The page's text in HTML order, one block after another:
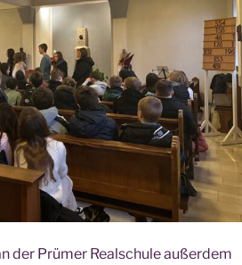
der Prü­mer Real­schu­le außer­dem